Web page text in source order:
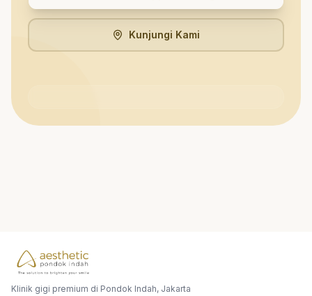
Kunjungi Kami
Klinik gigi premium di Pondok Indah, Jakarta